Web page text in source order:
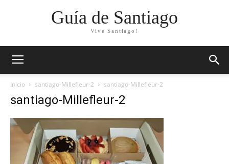
Guía de Santiago
Vive Santiago!
Inicio santiago-Millefleur-2 santiago-Millefleur-2
santiago-Millefleur-2